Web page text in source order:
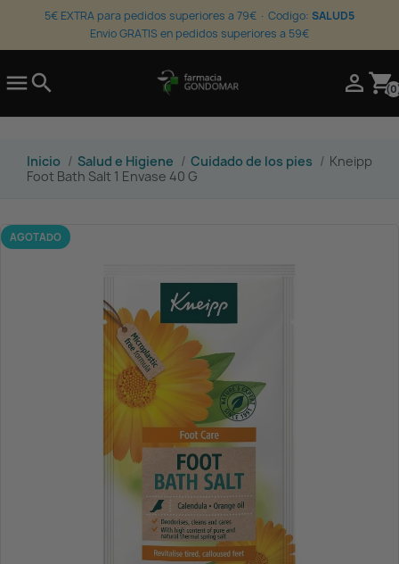
5€ EXTRA para pedidos superiores a 79€ · Codigo: SALUD5
Envio GRATIS en pedidos superiores a 59€
search  shopping_cart
Inicio Salud e Higiene Cuidado de los pies
Kneipp
Foot Bath Salt 1 Envase 40 G
AGOTADO